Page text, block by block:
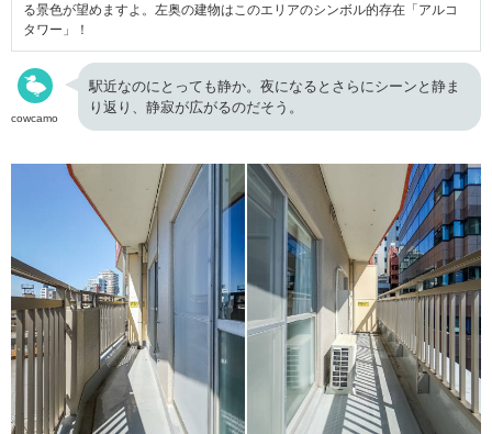
る景色が望めますよ。左奥の建物はこのエリアのシンボル的存在「アルコ
タワー」！
cowcamo
駅近なのにとっても静か。夜になるとさらにシーンと静ま
り返り、静寂が広がるのだそう。